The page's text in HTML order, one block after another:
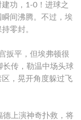
功，1-0！进球之
间沸腾。不过，埃
零封。
扳平，但埃弗顿很
长传，勒温中场头球
，晃开角度躲过飞
上演神奇扑救，将